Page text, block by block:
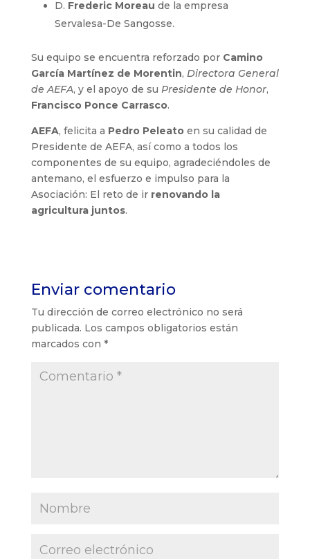
D. Frederic Moreau de la empresa
Servalesa-De Sangosse.
Su equipo se encuentra reforzado por Camino
García Martínez de Morentin, Directora General
de AEFA, y el apoyo de su Presidente de Honor,
Francisco Ponce Carrasco.
AEFA, felicita a Pedro Peleatoen su calidad de
Presidente de AEFA, así como a todos los
componentes de su equipo, agradeciéndoles de
antemano, el esfuerzo e impulso para la
Asociación: El reto de ir renovando la
agricultura juntos.
Enviar comentario
Tu dirección de correo electrónico no será
publicada. Los campos obligatorios están
marcados con *